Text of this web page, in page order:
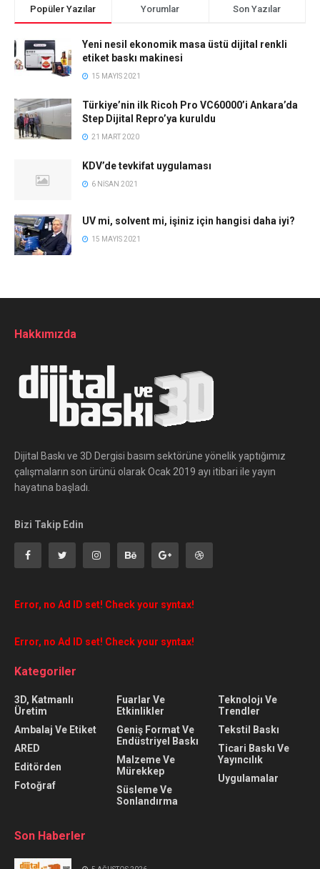
Popüler Yazılar Yorumlar Son Yazılar
Yeni nesil ekonomik masa üstü dijital renkli
etiket baskı makinesi
15 MAYIS 2021
Türkiye’nin ilk Ricoh Pro VC60000’i Ankara’da
Step Dijital Repro’ya kuruldu
21 MART 2020
KDV’de tevkifat uygulaması
6 NISAN 2021
UV mi, solvent mi, işiniz için hangisi daha iyi?
15 MAYIS 2021
Hakkımızda
Dijital Baskı ve 3D Dergisi basım sektörüne yönelik yaptığımız
çalışmaların son ürünü olarak Ocak 2019 ayı itibari ile yayın
hayatına başladı.
Bizi Takip Edin
Error, no Ad ID set! Check your syntax!
Error, no Ad ID set! Check your syntax!
Kategoriler
3D, Katmanlı
Üretim
Ambalaj Ve Etiket
ARED
Editörden
Fotoğraf
Fuarlar Ve
Etkinlikler
Geniş Format Ve
Endüstriyel Baskı
Malzeme Ve
Mürekkep
Süsleme Ve
Sonlandırma
Teknolojı Ve
Trendler
Tekstil Baskı
Ticari Baskı Ve
Yayıncılık
Uygulamalar
Son Haberler